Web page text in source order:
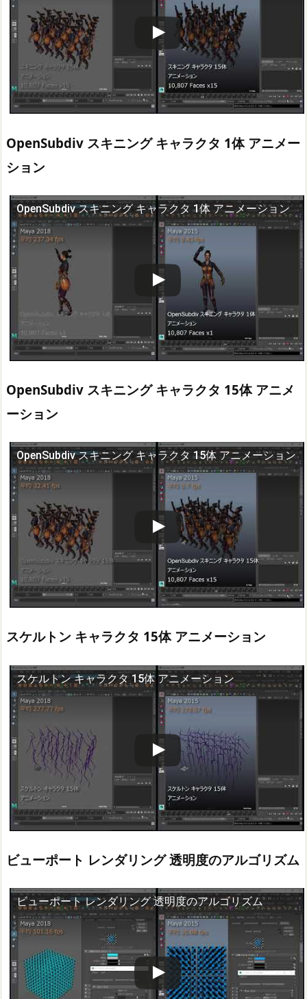
OpenSubdiv スキニング キャラクタ 1体 アニメー
ション
OpenSubdiv スキニング キャラクタ 1体 アニメーション
この動画を YouTube で視聴
OpenSubdiv スキニング キャラクタ 15体 アニメ
ーション
OpenSubdiv スキニング キャラクタ 15体 アニメーション
この動画を YouTube で視聴
スケルトン キャラクタ 15体 アニメーション
スケルトン キャラクタ 15体 アニメーション
この動画を YouTube で視聴
ビューポート レンダリング 透明度のアルゴリズム
ビューポート レンダリング 透明度のアルゴリズム
この動画を YouTube で視聴